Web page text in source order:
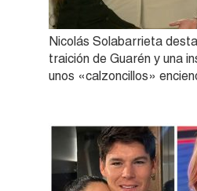
Nicolás Solabarrieta
traición de Guarén y una
unos «calzoncillos»